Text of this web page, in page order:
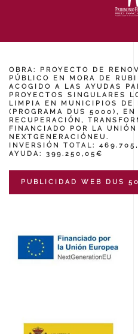
OBRA: PROYECTO DE
PÚBLICO EN MORA DE
ACOGIDO A LAS AYUDAS
PROYECTOS SINGULARES
LIMPIA EN MUNICIPIOS DE
(PROGRAMA DUS 5000),
RECUPERACIÓN,
FINANCIADO POR LA UNIÓN
NEXTGENERACIÓNEU.
INVERSIÓN TOTAL:
AYUDA: 399.250,05€
PUBLICIDAD WEB DUS